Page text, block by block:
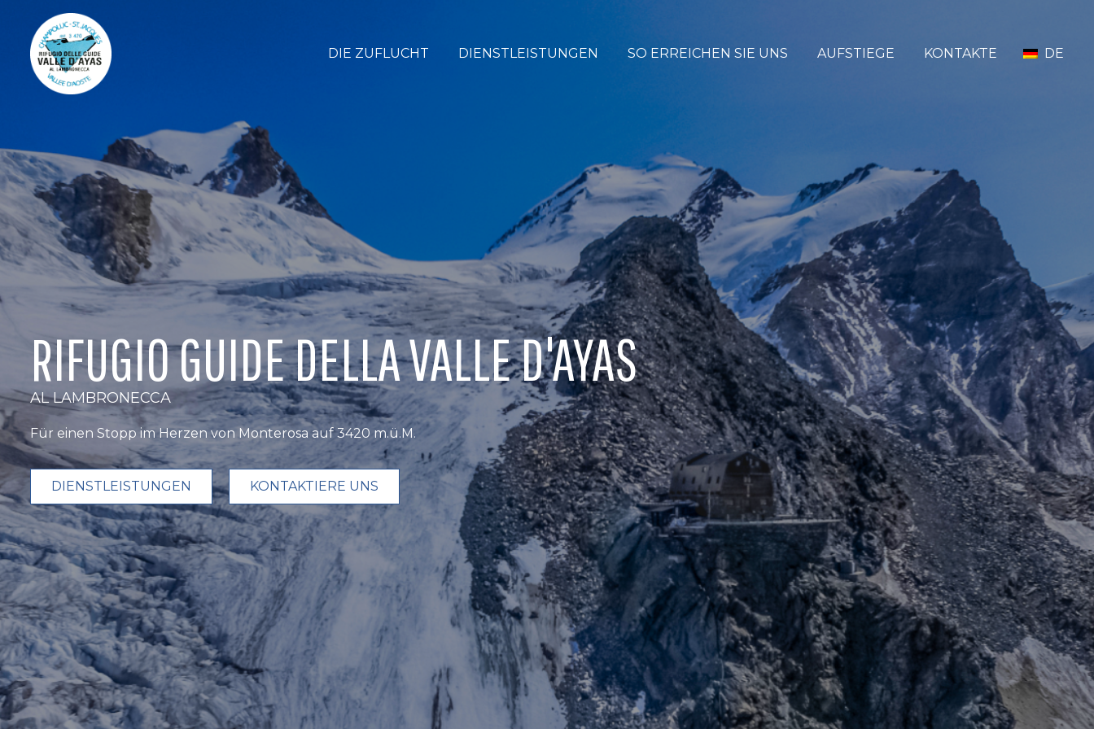
DIE ZUFLUCHT DIENSTLEISTUNGEN SO ERREICHEN SIE UNS AUFSTIEGE KONTAKTE DE
RIFUGIO GUIDE DELLA VALLE D'AYAS
AL LAMBRONECCA
Für einen Stopp im Herzen von Monterosa auf 3420 m.ü.M.
DIENSTLEISTUNGEN KONTAKTIERE UNS